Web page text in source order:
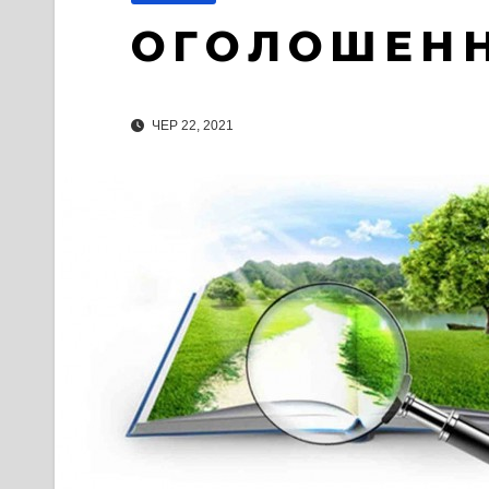
О Г О Л О Ш Е Н
ЧЕР 22, 2021